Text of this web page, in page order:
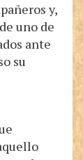
y,
uno de
ante
su